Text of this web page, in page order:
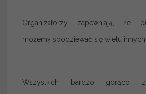
Organizatorzy zapewniają, że
możemy spodziewać się wielu
Wszystkich bardzo gorąco